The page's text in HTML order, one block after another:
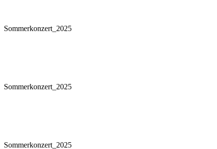
Sommerkonzert_2025
Sommerkonzert_2025
Sommerkonzert_2025